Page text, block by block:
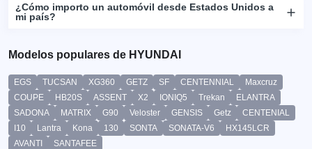
¿Cómo importo un automóvil desde Estados Unidos a
mi país?
Modelos populares de HYUNDAI
EGS TUCSAN XG360 GETZ SF CENTENNIAL
Maxcruz
COUPE
HB20S ASSENT X2 IONIQ5 Trekan
ELANTRA
SADONA
MATRIX G90 Veloster GENSIS Getz
CENTENIAL
I10
Lantra Kona 130 SONTA SONATA-V6
HX145LCR
AVANTI
SANTAFEE